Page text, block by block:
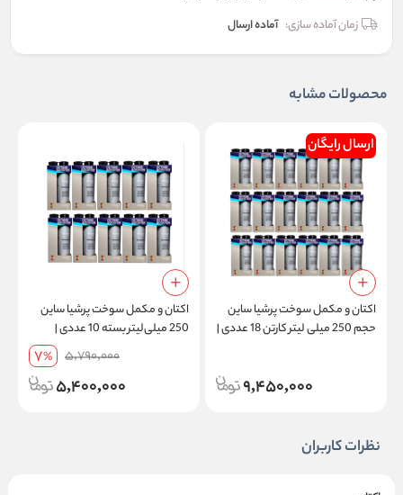
زمان آماده سازی: آماده ارسال
محصولات مشابه
ارسال رایگان
اکتان و مکمل سوخت پرشیا ساین
حجم 250 میلی لیتر کارتن 18 عددی |
9,450,000
اکتان و مکمل سوخت پرشیا ساین
250 میلی‌لیتر بسته 10 عددی |
5,790,000
7%
5,400,000
نظرات کاربران